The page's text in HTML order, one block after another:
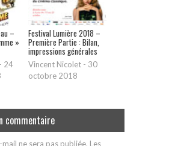
–
»
- 24
Festival Lumière 2018 –
Première Partie : Bilan,
impressions générales
Vincent Nicolet - 30
octobre 2018
commentaire
ne sera pas publiée. Les